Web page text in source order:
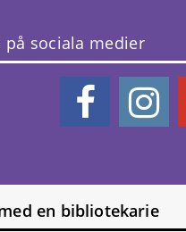
på sociala medier
en bibliotekarie